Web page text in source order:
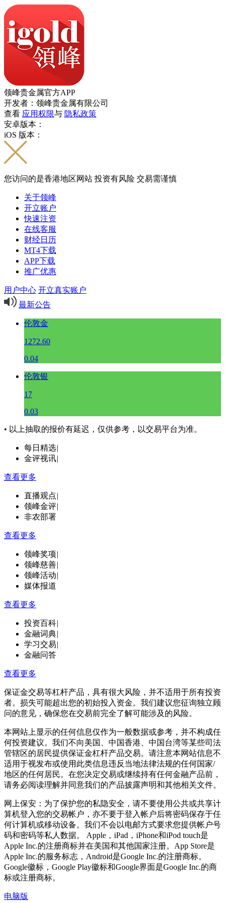
领峰贵金属官方APP
开发者：领峰贵金属有限公司
查看 应用权限与 隐私政策
安卓版本：
iOS 版本：
您访问的是香港地区网站 投资有风险 交易需谨慎
关于领峰
开立账户
快速注资
在线客服
财经日历
MT4下载
APP下载
推广优惠
用户中心 开立真实账户
最新公告
伦敦金
1272.60
0.04
伦敦银
17
0.03
• 以上抽取的报价有延迟，仅供参考，以交易平台为准。
每日精选|
金评视讯|
查看更多
直播观点|
领峰金评|
非农部署
查看更多
领峰奖项|
领峰慈善|
领峰活动|
媒体报道
查看更多
投资百科|
金融词典|
学习交易|
金融问答
查看更多
保证金交易等杠杆产品，具有很大风险，并不适用于所有投资
者。损失可能超出您的初始投入资金。我们建议您征询独立顾
问的意见，确保您在交易前完全了解可能涉及的风险。
本网站上显示的任何信息仅作为一般数据或参考，并不构成任
何投资建议。我们不向美国、中国香港、中国台湾等某些司法
管辖区的居民提供保证金杠杆产品交易。请注意本网站信息不
适用于视发布或使用此类信息违反当地法律法规的任何国家/
地区的任何居民。在您决定交易或继续持有任何金融产品前，
请务必阅读理解并同意我们的产品披露声明和其他相关文件。
网上保安：为了保护您的私隐安全，请不要使用公共或共享计
算机登入您的交易帐户，亦不要于登入帐户后将密码保存于任
何计算机或移动设备。我们不会以电邮方式要求您提供帐户号
码和密码等私人数据。 Apple，iPad，iPhone和iPod touch是
Apple Inc.的注册商标并在美国和其他国家注册。App Store是
Apple Inc.的服务标志，Android是Google Inc.的注册商标。
Google徽标，Google Play徽标和Google界面是Google Inc.的商
标或注册商标。
电脑版